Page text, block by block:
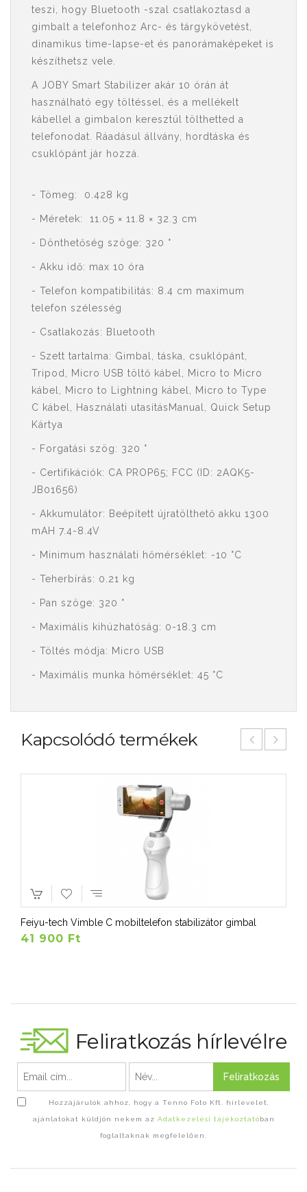
teszi, hogy Bluetooth -szal csatlakoztasd a
gimbalt a telefonhoz Arc- és tárgykövetést,
dinamikus time-lapse-et és panorámaképeket is
készíthetsz vele.
A JOBY Smart Stabilizer akár 10 órán át
használható egy töltéssel, és a mellékelt
kábellel a gimbalon keresztül tölthetted a
telefonodat. Ráadásul állvány, hordtáska és
csuklópánt jár hozzá.
- Tömeg: 0.428 kg
- Méretek: 11.05 × 11.8 × 32.3 cm
- Dönthetőség szöge: 320 °
- Akku idő: max 10 óra
- Telefon kompatibilitás: 8.4 cm maximum
telefon szélesség
- Csatlakozás: Bluetooth
- Szett tartalma: Gimbal, táska, csuklópánt,
Tripod, Micro USB töltő kábel, Micro to Micro
kábel, Micro to Lightning kábel, Micro to Type
C kábel, Használati utasításManual, Quick Setup
Kártya
- Forgatási szög: 320 °
- Certifikációk: CA PROP65; FCC (ID: 2AQK5-
JB01656)
- Akkumulátor: Beépített újratölthető akku 1300
mAH 7.4-8.4V
- Minimum használati hőmérséklet: -10 °C
- Teherbírás: 0.21 kg
- Pan szöge: 320 °
- Maximális kihúzhatóság: 0-18.3 cm
- Töltés módja: Micro USB
- Maximális munka hőmérséklet: 45 °C
Kapcsolódó termékek
Feiyu-tech Vimble C mobiltelefon stabilizátor gimbal
41 900 Ft
Feliratkozás hírlevélre
Feliratkozás
Hozzájárulok ahhoz, hogy a Tenno Foto Kft. hírlevelet,
ajánlatokat küldjön nekem az Adatkezelési tájékoztatóban
foglaltaknak megfelelően.